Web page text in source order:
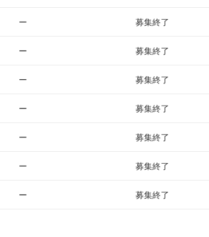
ー 募集終了
ー 募集終了
ー 募集終了
ー 募集終了
ー 募集終了
ー 募集終了
ー 募集終了